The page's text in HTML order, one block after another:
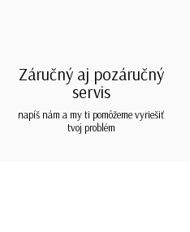
Záručný aj pozáručný
servis
napíš nám a my ti pomôžeme vyriešiť
tvoj problém